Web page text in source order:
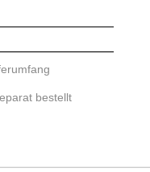
bestellt